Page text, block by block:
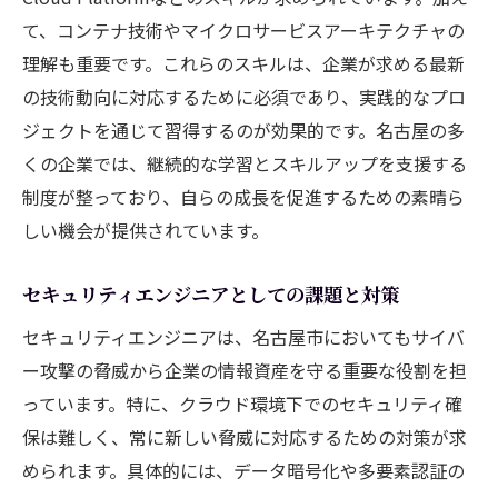
て、コンテナ技術やマイクロサービスアーキテクチャの
理解も重要です。これらのスキルは、企業が求める最新
の技術動向に対応するために必須であり、実践的なプロ
ジェクトを通じて習得するのが効果的です。名古屋の多
くの企業では、継続的な学習とスキルアップを支援する
制度が整っており、自らの成長を促進するための素晴ら
しい機会が提供されています。
セキュリティエンジニアとしての課題と対策
セキュリティエンジニアは、名古屋市においてもサイバ
ー攻撃の脅威から企業の情報資産を守る重要な役割を担
っています。特に、クラウド環境下でのセキュリティ確
保は難しく、常に新しい脅威に対応するための対策が求
められます。具体的には、データ暗号化や多要素認証の